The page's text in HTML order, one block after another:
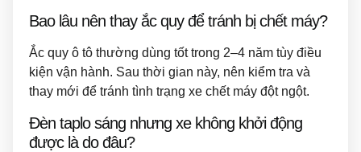
Bao lâu nên thay ắc quy để tránh bị chết máy?
Ắc quy ô tô thường dùng tốt trong 2–4 năm tùy điều
kiện vận hành. Sau thời gian này, nên kiểm tra và
thay mới để tránh tình trạng xe chết máy đột ngột.
Đèn taplo sáng nhưng xe không khởi động
được là do đâu?